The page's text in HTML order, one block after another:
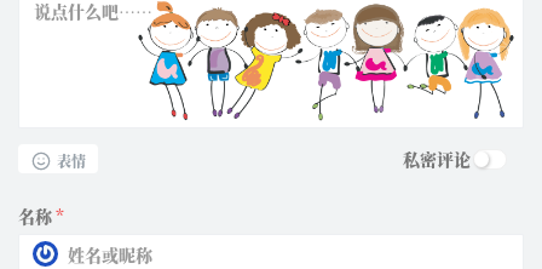
表情 私密评论
名称*